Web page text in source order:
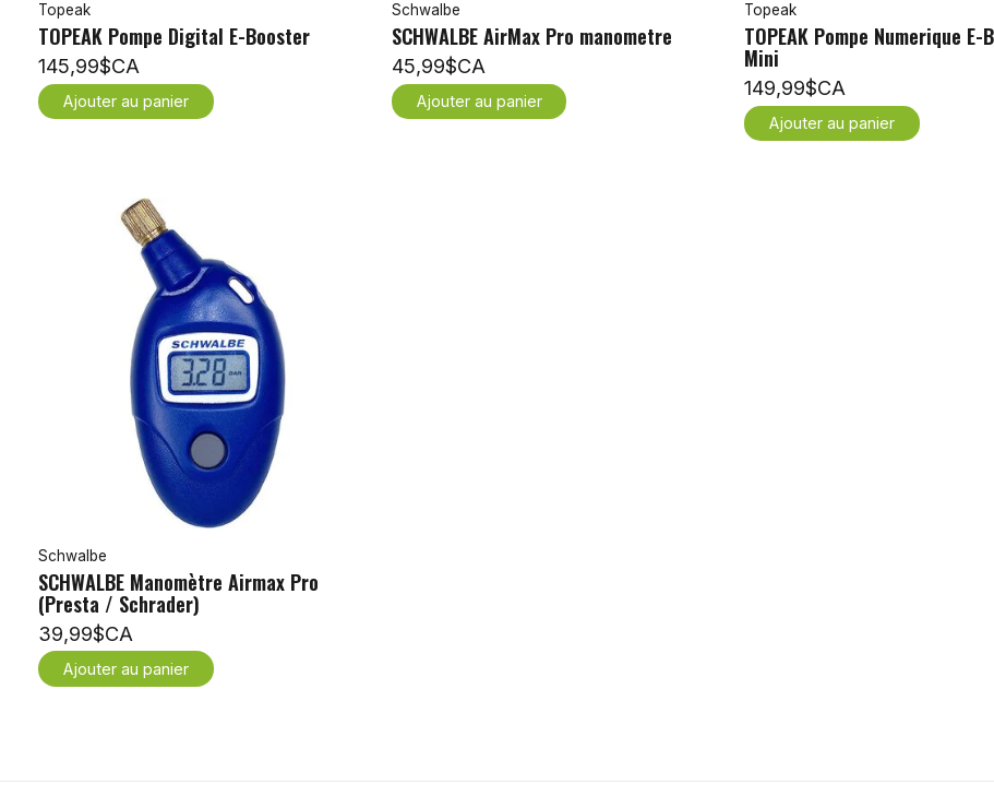
Topeak
TOPEAK Pompe Digital E-Booster
145,99$CA
Ajouter au panier
Schwalbe
SCHWALBE AirMax Pro manometre
45,99$CA
Ajouter au panier
Topeak
TOPEAK Pompe Numerique E-
Mini
149,99$CA
Ajouter au panier
Schwalbe
SCHWALBE Manomètre Airmax Pro
(Presta / Schrader)
39,99$CA
Ajouter au panier